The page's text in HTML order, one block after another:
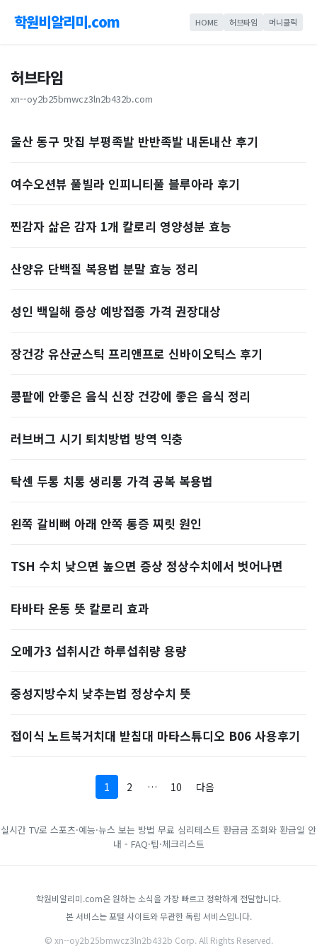
학원비알리미.com HOME 허브타임 머니클릭
허브타임
xn--oy2b25bmwcz3ln2b432b.com
울산 동구 맛집 부평족발 반반족발 내돈내산 후기
여수오션뷰 풀빌라 인피니티풀 블루아라 후기
찐감자 삶은 감자 1개 칼로리 영양성분 효능
산양유 단백질 복용법 분말 효능 정리
성인 백일해 증상 예방접종 가격 권장대상
장건강 유산균스틱 프리앤프로 신바이오틱스 후기
콩팥에 안좋은 음식 신장 건강에 좋은 음식 정리
러브버그 시기 퇴치방법 방역 익충
탁센 두통 치통 생리통 가격 공복 복용법
왼쪽 갈비뼈 아래 안쪽 통증 찌릿 원인
TSH 수치 낮으면 높으면 증상 정상수치에서 벗어나면
타바타 운동 뜻 칼로리 효과
오메가3 섭취시간 하루섭취량 용량
중성지방수치 낮추는법 정상수치 뜻
접이식 노트북거치대 받침대 마타스튜디오 B06 사용후기
1 2 … 10 다음
실시간 TV로 스포츠·예능·뉴스 보는 방법 무료 심리테스트 환급금 조회와 환급일 안
내 - FAQ·팁·체크리스트
학원비알리미.com은 원하는 소식을 가장 빠르고 정확하게 전달합니다.
본 서비스는 포털 사이트와 무관한 독립 서비스입니다.
© xn--oy2b25bmwcz3ln2b432b Corp. All Rights Reserved.